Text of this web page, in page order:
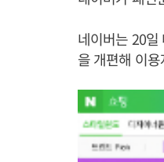
네이버는 20일
을 개편해 이